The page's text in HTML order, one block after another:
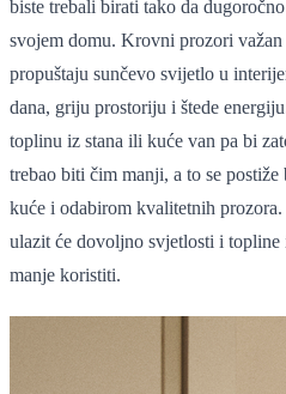
biste trebali birati tako da
svojem domu. Krovni prozori
propuštaju sunčevo svijetlo u
dana, griju prostoriju i štede
toplinu iz stana ili kuće van pa bi
trebao biti čim manji, a to se
kuće i odabirom kvalitetnih
ulazit će dovoljno svjetlosti i topline
manje koristiti.